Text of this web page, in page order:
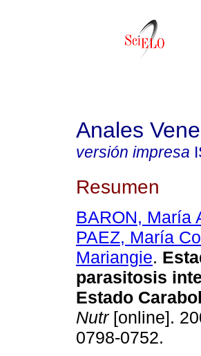
Anales
versión impresa
Resumen
BARON, María
PAEZ, María
Mariangie.
parasitosis
Estado
Nutr[online].
0798-0752.